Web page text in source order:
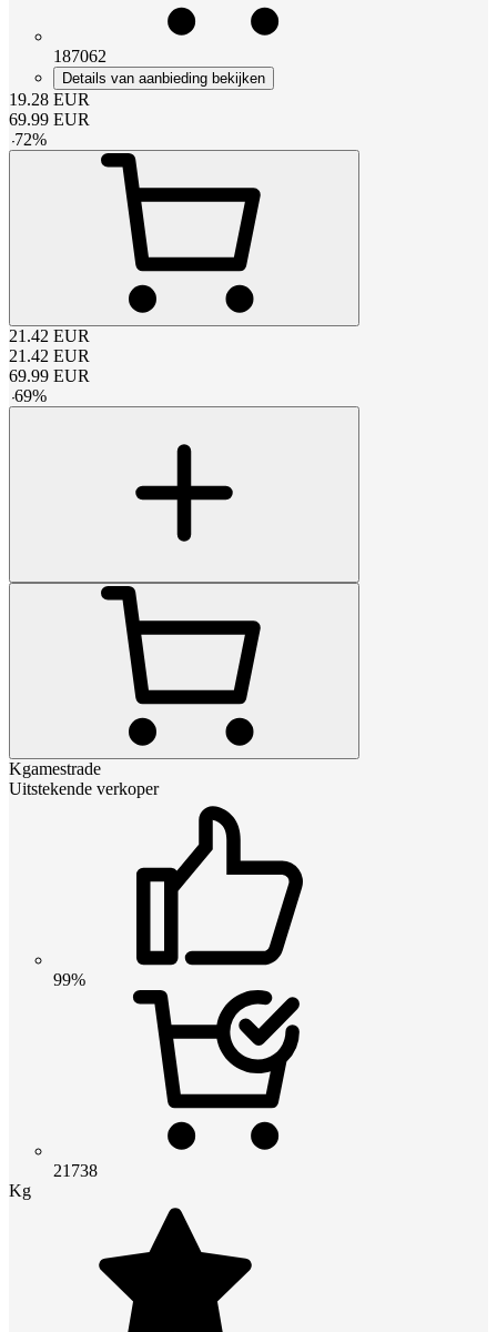
187062
Details van aanbieding bekijken
19.28 EUR
69.99 EUR
-72%
21.42 EUR
21.42 EUR
69.99 EUR
-69%
Kgamestrade
Uitstekende verkoper
99%
21738
Kg